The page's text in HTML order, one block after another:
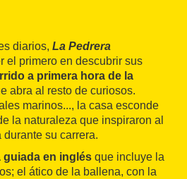
diarios, La Pedrera
el primero en descubrir sus
a primera hora de la
abra al resto de curiosos.
marinos..., la casa esconde
la naturaleza que inspiraron al
su carrera.
guiada en inglés que incluye la
el ático de la ballena, con la